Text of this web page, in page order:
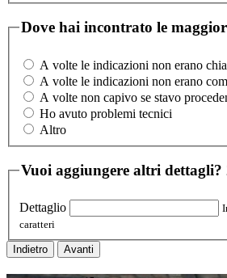
Dove hai incontrato le
A volte le indicazioni non erano
A volte le indicazioni non erano
A volte non capivo se stavo
Ho avuto problemi tecnici
Altro
Vuoi aggiungere altri dettagli?
Dettaglio
caratteri
Indietro Avanti